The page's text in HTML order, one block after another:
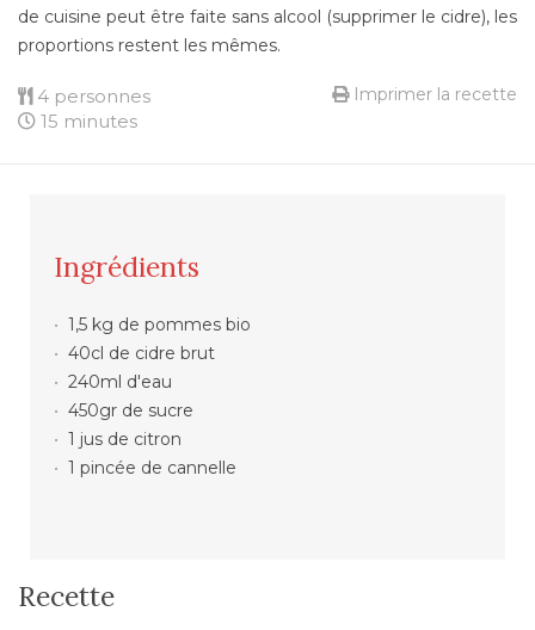
de cuisine peut être faite sans alcool (supprimer le cidre), les
proportions restent les mêmes.
4 personnes
15 minutes
Imprimer la recette
Ingrédients
1,5 kg de pommes bio
40cl de cidre brut
240ml d'eau
450gr de sucre
1 jus de citron
1 pincée de cannelle
Recette